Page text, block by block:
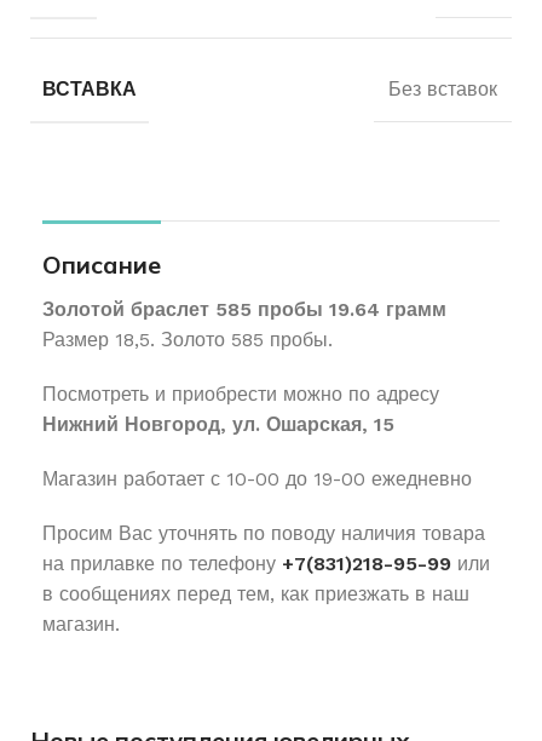
ВСТАВКА Без вставок
Описание
Золотой браслет 585 пробы 19.64 грамм
Размер 18,5. Золото 585 пробы.
Посмотреть и приобрести можно по адресу
Нижний Новгород, ул. Ошарская, 15
Магазин работает с 10-00 до 19-00 ежедневно
Просим Вас уточнять по поводу наличия товара
на прилавке по телефону +7(831)218-95-99 или
в сообщениях перед тем, как приезжать в наш
магазин.